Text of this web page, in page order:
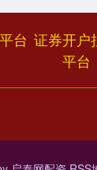
台 证券开户
平台